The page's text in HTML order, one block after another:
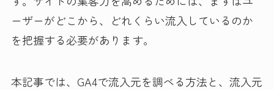
ーザーがどこから、どれくらい流入しているのか
を把握する必要があります。
本記事では、GA4で流入元を調べる方法と、流入元